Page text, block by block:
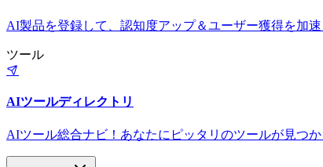
AI製品を登録して、認知度アップ＆ユーザー獲得を加速
ツール
AIツールディレクトリ
AIツール総合ナビ！あなたにピッタリのツールが見つか